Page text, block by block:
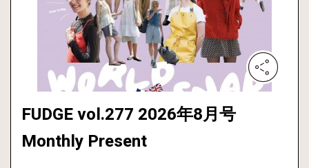
FUDGE vol.277 2026年8月号
Monthly Present